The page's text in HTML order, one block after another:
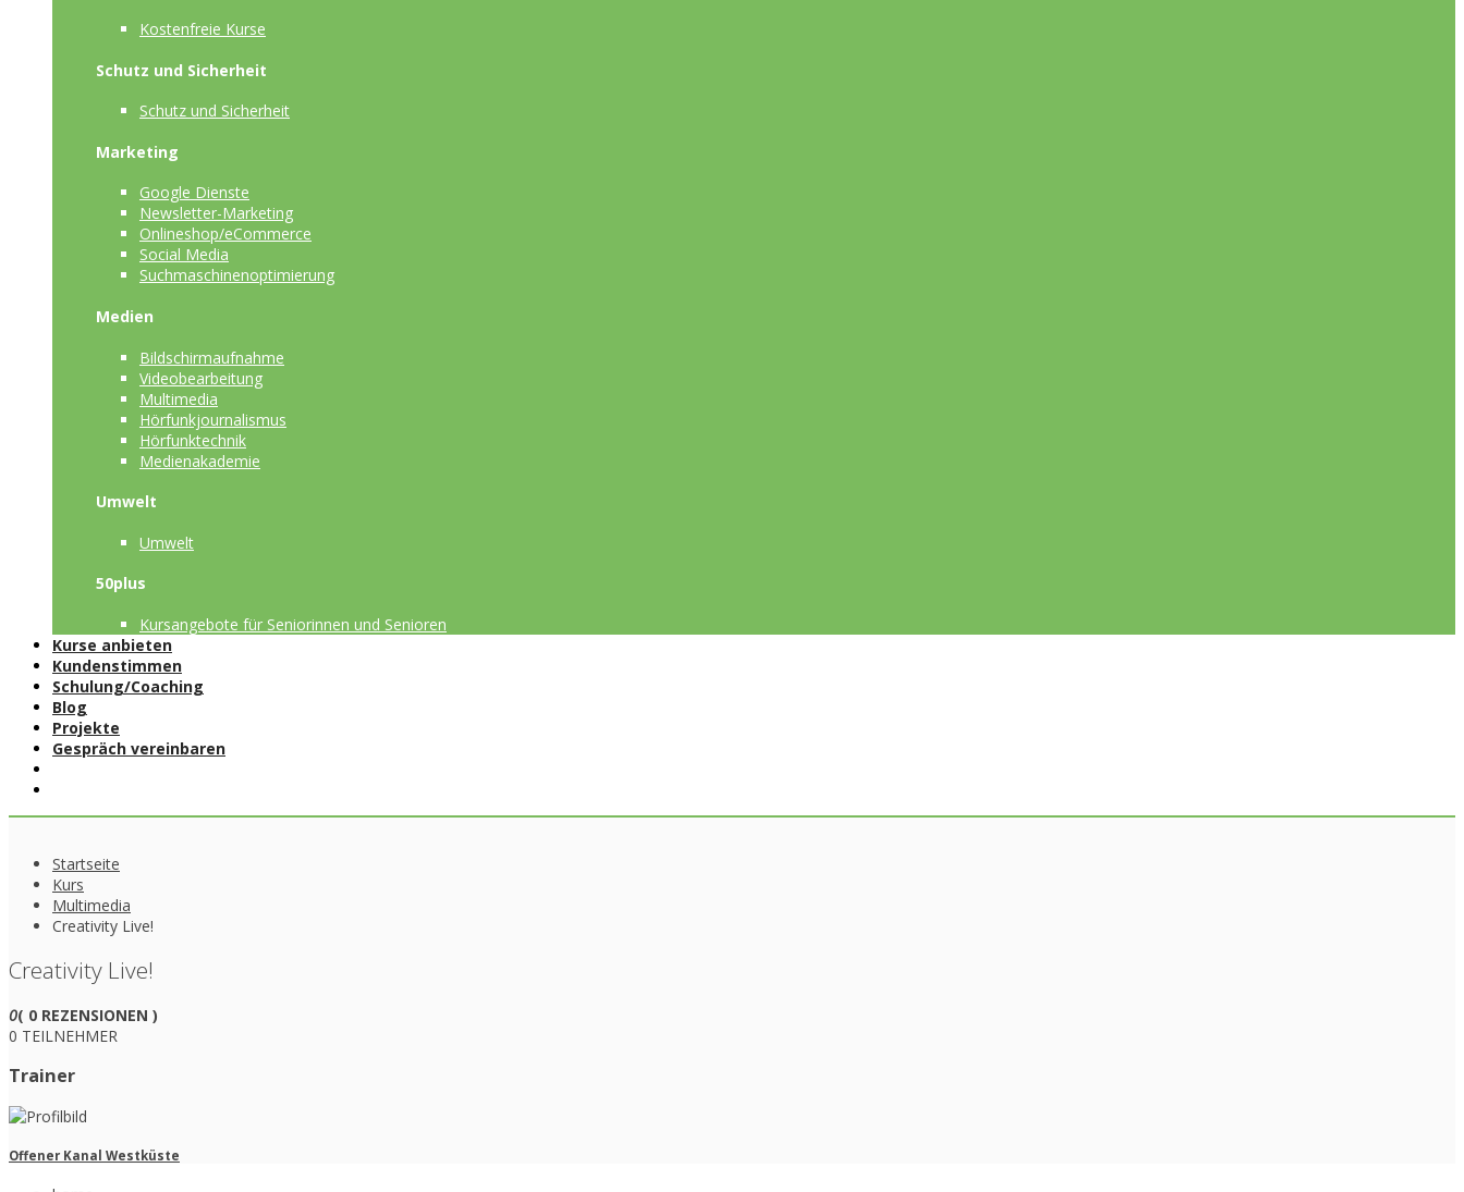
Kostenfreie Kurse
Schutz und Sicherheit
Schutz und Sicherheit
Marketing
Google Dienste
Newsletter-Marketing
Onlineshop/eCommerce
Social Media
Suchmaschinenoptimierung
Medien
Bildschirmaufnahme
Videobearbeitung
Multimedia
Hörfunkjournalismus
Hörfunktechnik
Medienakademie
Umwelt
Umwelt
50plus
Kursangebote für Seniorinnen und Senioren
Kurse anbieten
Kundenstimmen
Schulung/Coaching
Blog
Projekte
Gespräch vereinbaren
Startseite
Kurs
Multimedia
Creativity Live!
Creativity Live!
0( 0 REZENSIONEN )
0 TEILNEHMER
Trainer
Offener Kanal Westküste